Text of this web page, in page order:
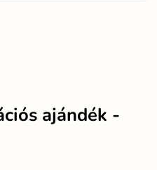
ajándék -